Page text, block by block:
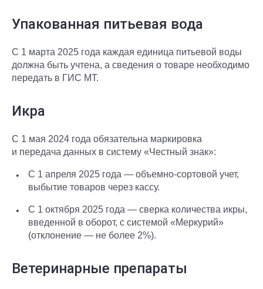
Упакованная питьевая вода
С 1 марта 2025 года каждая единица питьевой воды
должна быть учтена, а сведения о товаре необходимо
передать в ГИС МТ.
Икра
С 1 мая 2024 года обязательна маркировка
и передача данных в систему «Честный знак»:
С 1 апреля 2025 года — объемно-сортовой учет,
выбытие товаров через кассу.
С 1 октября 2025 года — сверка количества икры,
введенной в оборот, с системой «Меркурий»
(отклонение — не более 2%).
Ветеринарные препараты